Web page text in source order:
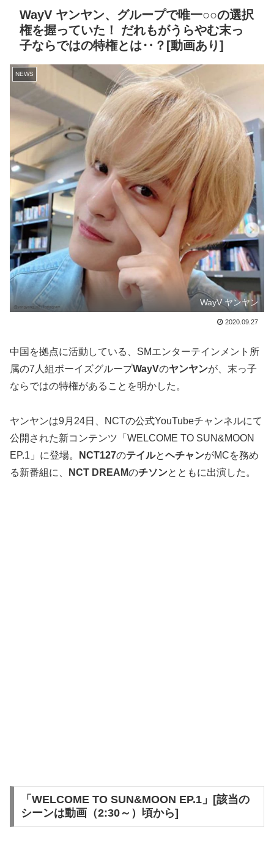
WayV ヤンヤン、グループで唯一○○の選択
権を握っていた！ だれもがうらやむ末っ
子ならではの特権とは‥？[動画あり]
NEWS
WayV ヤンヤン
2020.09.27
中国を拠点に活動している、SMエンターテインメント所
属の7人組ボーイズグループWayVのヤンヤンが、末っ子
ならではの特権があることを明かした。
ヤンヤンは9月24日、NCTの公式YouTubeチャンネルにて
公開された新コンテンツ「WELCOME TO SUN&MOON
EP.1」に登場。
NCT127のテイルとヘチャンがMCを務め
る新番組に、
NCT DREAMのチソンとともに出演した。
「WELCOME TO SUN&MOON EP.1」[該当の
シーンは動画（2:30～）頃から]